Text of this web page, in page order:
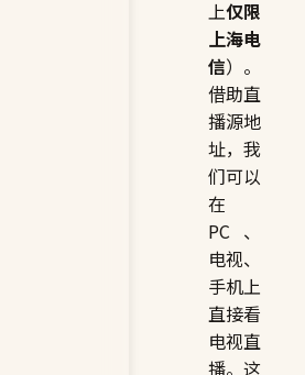
上仅限
上海电
信）。
借助直
播源地
址，我
们可以
在
PC、
电视、
手机上
直接看
电视直
播。这